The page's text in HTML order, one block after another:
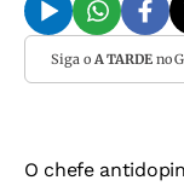
Siga o A TARDEno
O chefe